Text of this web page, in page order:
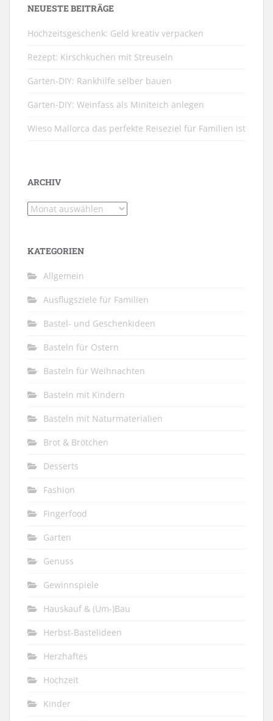
NEUESTE BEITRÄGE
Hochzeitsgeschenk: Geld kreativ verpacken
Rezept: Kirschkuchen mit Streuseln
Garten-DIY: Rankhilfe selber bauen
Garten-DIY: Weinfass als Miniteich anlegen
Wieso Mallorca das perfekte Reiseziel für Familien ist
ARCHIV
Archiv
KATEGORIEN
Allgemein
Ausflugsziele für Familien
Bastel- und Geschenkideen
Basteln für Ostern
Basteln für Weihnachten
Basteln mit Kindern
Basteln mit Naturmaterialien
Brot & Brötchen
Desserts
Fashion
Fingerfood
Garten
Genuss
Gewinnspiele
Hauskauf & (Um-)Bau
Herbst-Bastelideen
Herzhaftes
Hochzeit
Kinder